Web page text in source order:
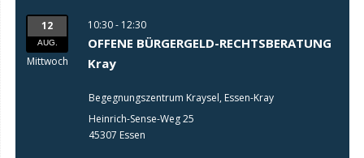
12
AUG.
Mittwoch
10:30 - 12:30
OFFENE BÜRGERGELD-RECHTSBERATUNG
Kray
Begegnungszentrum Kraysel, Essen-Kray
Heinrich-Sense-Weg 25
45307 Essen